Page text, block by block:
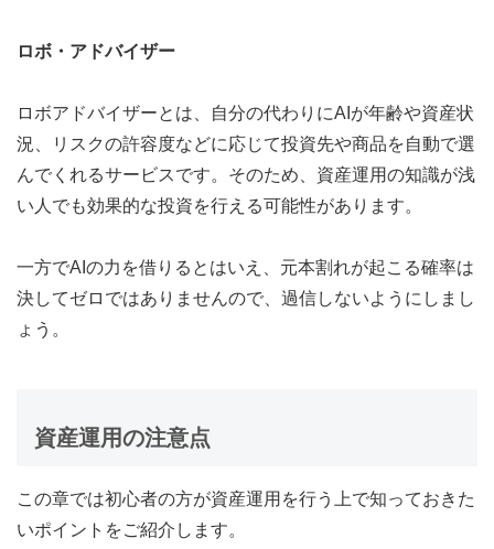
ロボ・アドバイザー
ロボアドバイザーとは、自分の代わりにAIが年齢や資産状
況、リスクの許容度などに応じて投資先や商品を自動で選
んでくれるサービスです。そのため、資産運用の知識が浅
い人でも効果的な投資を行える可能性があります。
一方でAIの力を借りるとはいえ、元本割れが起こる確率は
決してゼロではありませんので、過信しないようにしまし
ょう。
資産運用の注意点
この章では初心者の方が資産運用を行う上で知っておきた
いポイントをご紹介します。